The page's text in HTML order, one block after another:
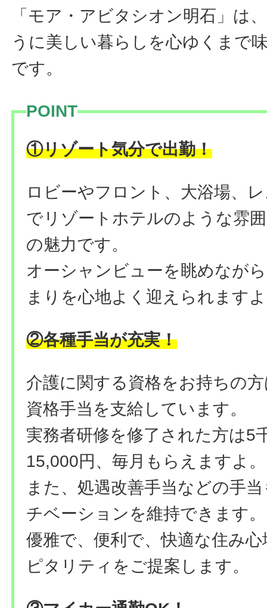
「モア・アビタシオン明石」は
うに美しい暮らしを心ゆくまで
です。
POINT
①リゾート気分で出勤！
ロビーやフロント、大浴場、
でリゾートホテルのような雰
の魅力です。
オーシャンビューを眺めなが
まりを心地よく迎えられます
②各種手当が充実！
介護に関する資格をお持ちの
資格手当を支給しています。
実務者研修を修了された方は5
15,000円、毎月もらえますよ。
また、処遇改善手当などの手
チベーションを維持できます。
優雅で、便利で、快適な住み
ピタリティをご提案します。